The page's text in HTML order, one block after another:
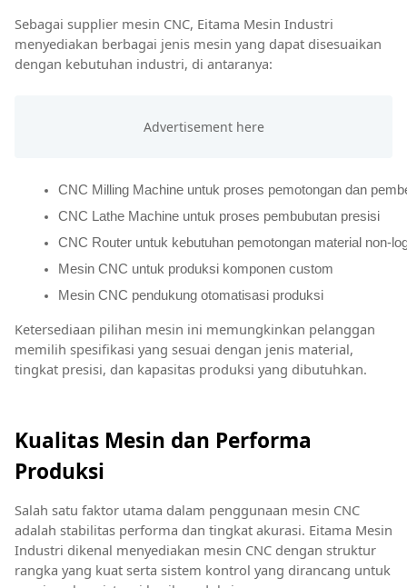
Sebagai supplier mesin CNC, Eitama Mesin Industri
menyediakan berbagai jenis mesin yang dapat disesuaikan
dengan kebutuhan industri, di antaranya:
CNC Milling Machine untuk proses pemotongan dan
CNC Lathe Machine untuk proses pembubutan presisi
CNC Router untuk kebutuhan pemotongan material non-
Mesin CNC untuk produksi komponen custom
Mesin CNC pendukung otomatisasi produksi
Ketersediaan pilihan mesin ini memungkinkan pelanggan
memilih spesifikasi yang sesuai dengan jenis material,
tingkat presisi, dan kapasitas produksi yang dibutuhkan.
Kualitas Mesin dan Performa
Produksi
Salah satu faktor utama dalam penggunaan mesin CNC
adalah stabilitas performa dan tingkat akurasi. Eitama Mesin
Industri dikenal menyediakan mesin CNC dengan struktur
rangka yang kuat serta sistem kontrol yang dirancang untuk